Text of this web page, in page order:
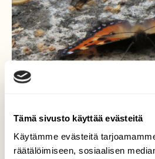
Tämä sivusto käyttää evästeitä
Käytämme evästeitä
räätälöimiseen, sosiaalisen